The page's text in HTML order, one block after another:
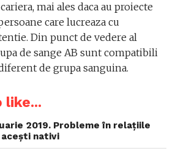
mai ales daca au proiecte
care lucreaza cu
Din punct de vedere al
de sange AB sunt compatibili
de grupa sanguina.
like...
2019. Probleme în relațiile
nativi